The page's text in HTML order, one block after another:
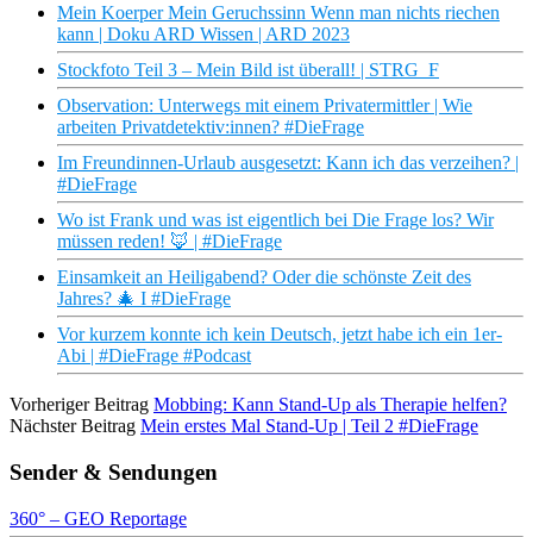
Mein Koerper Mein Geruchssinn Wenn man nichts riechen
kann | Doku ARD Wissen | ARD 2023
Stockfoto Teil 3 – Mein Bild ist überall! | STRG_F
Observation: Unterwegs mit einem Privatermittler | Wie
arbeiten Privatdetektiv:innen? #DieFrage
Im Freundinnen-Urlaub ausgesetzt: Kann ich das verzeihen? |
#DieFrage
Wo ist Frank und was ist eigentlich bei Die Frage los? Wir
müssen reden! 🦊 | #DieFrage
Einsamkeit an Heiligabend? Oder die schönste Zeit des
Jahres? 🎄 I #DieFrage
Vor kurzem konnte ich kein Deutsch, jetzt habe ich ein 1er-
Abi | #DieFrage #Podcast
Vorheriger Beitrag Mobbing: Kann Stand-Up als Therapie helfen?
Nächster Beitrag Mein erstes Mal Stand-Up | Teil 2 #DieFrage
Sender & Sendungen
360° – GEO Reportage